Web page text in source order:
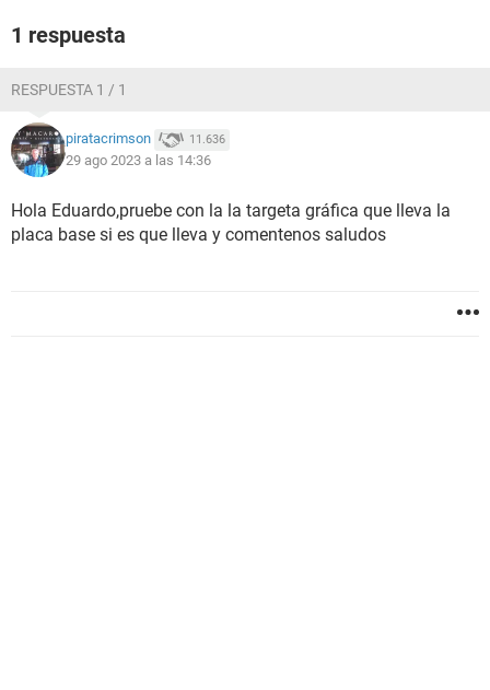
1 respuesta
RESPUESTA 1 / 1
piratacrimson 11.636
29 ago 2023 a las 14:36
Hola Eduardo,pruebe con la la targeta gráfica que lleva la
placa base si es que lleva y comentenos saludos